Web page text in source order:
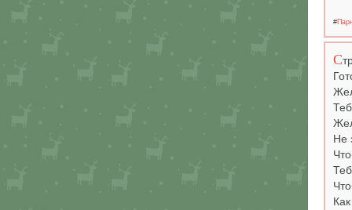
#
С
Не